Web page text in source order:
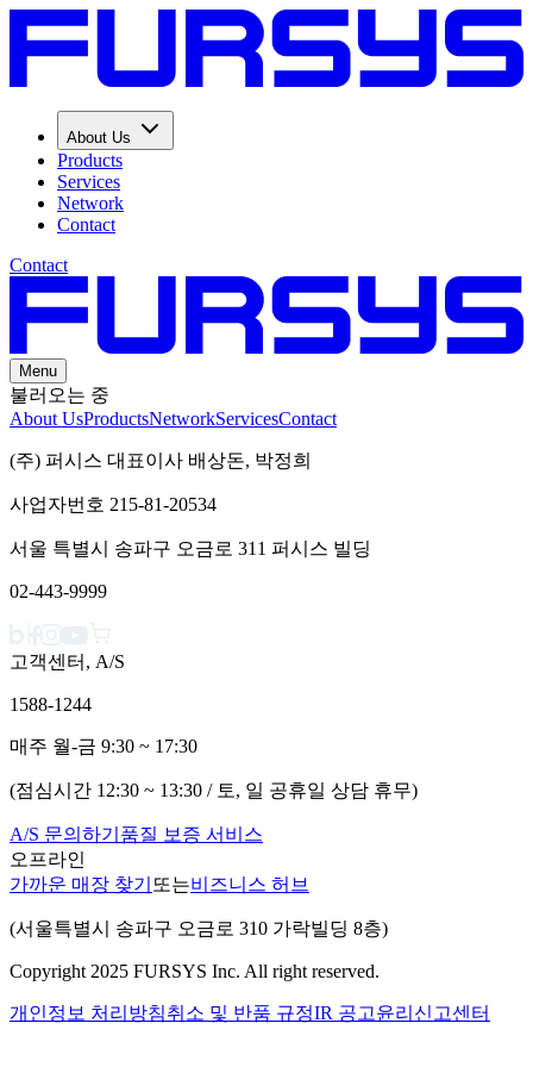
About Us
Products
Services
Network
Contact
Contact
Menu
불러오는 중
About UsProductsNetworkServicesContact
(주) 퍼시스 대표이사 배상돈, 박정희
사업자번호 215-81-20534
서울 특별시 송파구 오금로 311 퍼시스 빌딩
02-443-9999
고객센터, A/S
1588-1244
매주 월-금 9:30 ~ 17:30
(점심시간 12:30 ~ 13:30 / 토, 일 공휴일 상담 휴무)
A/S 문의하기 품질 보증 서비스
오프라인
가까운 매장 찾기 또는비즈니스 허브
(서울특별시 송파구 오금로 310 가락빌딩 8층)
Copyright 2025 FURSYS Inc. All right reserved.
개인정보 처리방침취소 및 반품 규정IR 공고윤리신고센터